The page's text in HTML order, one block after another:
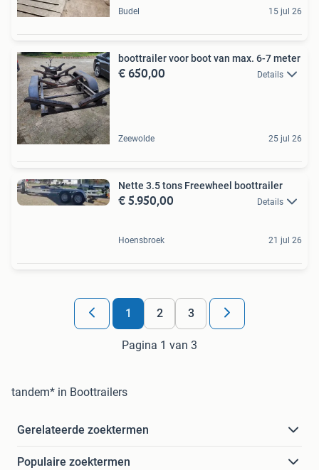
Budel 15 jul 26
boottrailer voor boot van max. 6-7 meter
€ 650,00 Details
Zeewolde 25 jul 26
Nette 3.5 tons Freewheel boottrailer
€ 5.950,00 Details
Hoensbroek 21 jul 26
1 2 3
Pagina 1 van 3
tandem* in Boottrailers
Gerelateerde zoektermen
Populaire zoektermen